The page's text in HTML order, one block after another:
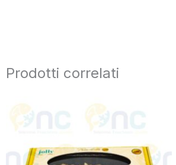
Prodotti correlati